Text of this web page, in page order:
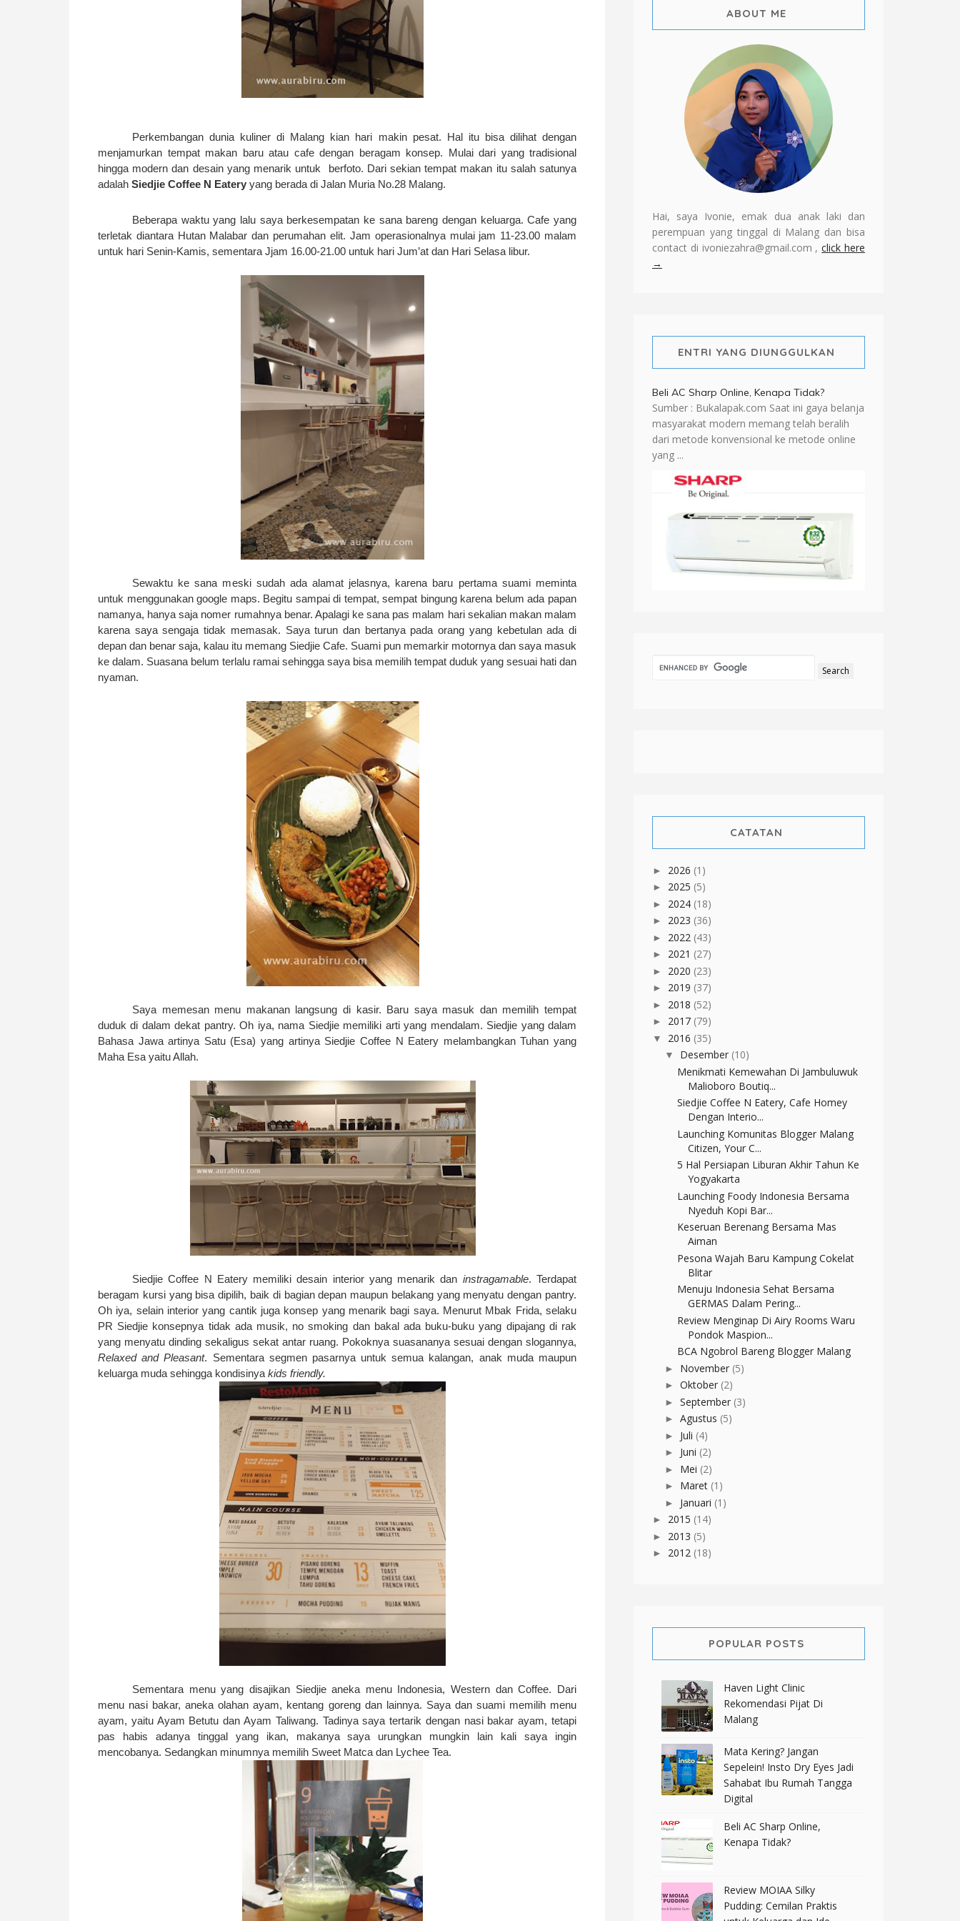
Perkembangan dunia kuliner di Malang kian hari makin pesat. Hal itu bisa dilihat dengan
menjamurkan tempat makan baru atau cafe dengan beragam konsep. Mulai dari yang tradisional
hingga modern dan desain yang menarik untuk berfoto. Dari sekian tempat makan itu salah satunya
adalah Siedjie Coffee N Eatery yang berada di Jalan Muria No.28 Malang.
Beberapa waktu yang lalu saya berkesempatan ke sana bareng dengan keluarga. Cafe yang
terletak diantara Hutan Malabar dan perumahan elit. Jam operasionalnya mulai jam 11-23.00 malam
untuk hari Senin-Kamis, sementara Jjam 16.00-21.00 untuk hari Jum’at dan Hari Selasa libur.
Sewaktu ke sana meski sudah ada alamat jelasnya, karena baru pertama suami meminta
untuk menggunakan google maps. Begitu sampai di tempat, sempat bingung karena belum ada papan
namanya, hanya saja nomer rumahnya benar. Apalagi ke sana pas malam hari sekalian makan malam
karena saya sengaja tidak memasak. Saya turun dan bertanya pada orang yang kebetulan ada di
depan dan benar saja, kalau itu memang Siedjie Cafe. Suami pun memarkir motornya dan saya masuk
ke dalam. Suasana belum terlalu ramai sehingga saya bisa memilih tempat duduk yang sesuai hati dan
nyaman.
Saya memesan menu makanan langsung di kasir. Baru saya masuk dan memilih tempat
duduk di dalam dekat pantry. Oh iya, nama Siedjie memiliki arti yang mendalam. Siedjie yang dalam
Bahasa Jawa artinya Satu (Esa) yang artinya Siedjie Coffee N Eatery melambangkan Tuhan yang
Maha Esa yaitu Allah.
Siedjie Coffee N Eatery memiliki desain interior yang menarik dan instragamable. Terdapat
beragam kursi yang bisa dipilih, baik di bagian depan maupun belakang yang menyatu dengan pantry.
Oh iya, selain interior yang cantik juga konsep yang menarik bagi saya. Menurut Mbak Frida, selaku
PR Siedjie konsepnya tidak ada musik, no smoking dan bakal ada buku-buku yang dipajang di rak
yang menyatu dinding sekaligus sekat antar ruang. Pokoknya suasananya sesuai dengan slogannya,
Relaxed and Pleasant. Sementara segmen pasarnya untuk semua kalangan, anak muda maupun
keluarga muda sehingga kondisinya kids friendly.
Sementara menu yang disajikan Siedjie aneka menu Indonesia, Western dan Coffee. Dari
menu nasi bakar, aneka olahan ayam, kentang goreng dan lainnya. Saya dan suami memilih menu
ayam, yaitu Ayam Betutu dan Ayam Taliwang. Tadinya saya tertarik dengan nasi bakar ayam, tetapi
pas habis adanya tinggal yang ikan, makanya saya urungkan mungkin lain kali saya ingin
mencobanya. Sedangkan minumnya memilih Sweet Matca dan Lychee Tea.
ABOUT ME
Hai, saya Ivonie, emak dua anak laki dan
perempuan yang tinggal di Malang dan bisa
contact di ivoniezahra@gmail.com ,click here
→
ENTRI YANG DIUNGGULKAN
Beli AC Sharp Online, Kenapa Tidak?
Sumber : Bukalapak.com Saat ini gaya belanja
masyarakat modern memang telah beralih
dari metode konvensional ke metode online
yang ...
CATATAN
► 2026 (1)
► 2025 (5)
► 2024 (18)
► 2023 (36)
► 2022 (43)
► 2021 (27)
► 2020 (23)
► 2019 (37)
► 2018 (52)
► 2017 (79)
▼ 2016 (35)
▼ Desember (10)
Menikmati Kemewahan Di Jambuluwuk
Malioboro Boutiq...
Siedjie Coffee N Eatery, Cafe Homey
Dengan Interio...
Launching Komunitas Blogger Malang
Citizen, Your C...
5 Hal Persiapan Liburan Akhir Tahun Ke
Yogyakarta
Launching Foody Indonesia Bersama
Nyeduh Kopi Bar...
Keseruan Berenang Bersama Mas
Aiman
Pesona Wajah Baru Kampung Cokelat
Blitar
Menuju Indonesia Sehat Bersama
GERMAS Dalam Pering...
Review Menginap Di Airy Rooms Waru
Pondok Maspion...
BCA Ngobrol Bareng Blogger Malang
► November (5)
► Oktober (2)
► September (3)
► Agustus (5)
► Juli (4)
► Juni (2)
► Mei (2)
► Maret (1)
► Januari (1)
► 2015 (14)
► 2013 (5)
► 2012 (18)
POPULAR POSTS
Haven Light Clinic
Rekomendasi Pijat Di
Malang
Mata Kering? Jangan
Sepelein! Insto Dry Eyes Jadi
Sahabat Ibu Rumah Tangga
Digital
Beli AC Sharp Online,
Kenapa Tidak?
Review MOIAA Silky
Pudding: Cemilan Praktis